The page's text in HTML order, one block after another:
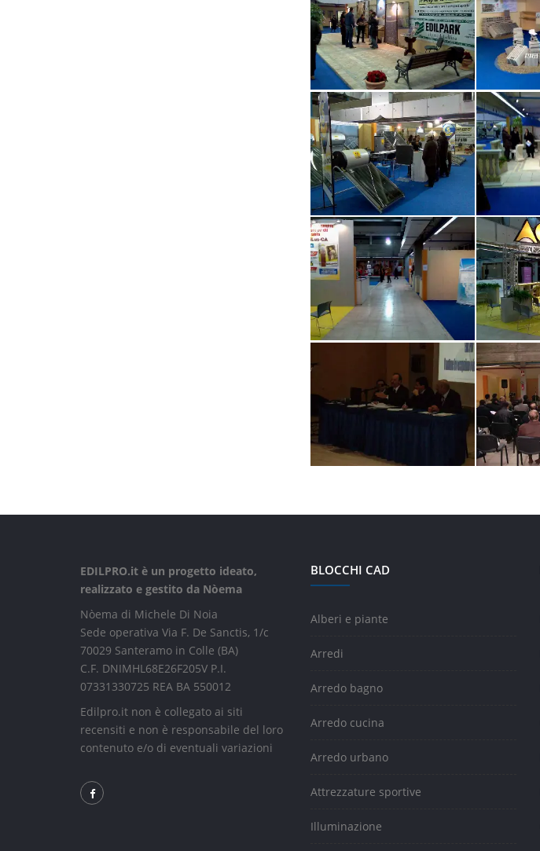
EDILPRO.it è un progetto ideato,
realizzato e gestito da Nòema
Nòema di Michele Di Noia
Sede operativa Via F. De Sanctis, 1/c
70029 Santeramo in Colle (BA)
C.F. DNIMHL68E26F205V P.I.
07331330725 REA BA 550012
Edilpro.it non è collegato ai siti
recensiti e non è responsabile del loro
contenuto e/o di eventuali variazioni
BLOCCHI CAD
Alberi e piante
Arredi
Arredo bagno
Arredo cucina
Arredo urbano
Attrezzature sportive
Illuminazione